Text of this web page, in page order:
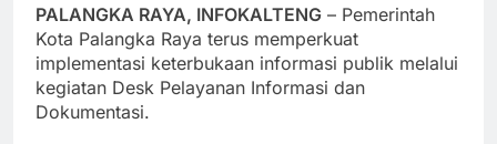
PALANGKA RAYA, INFOKALTENG – Pemerintah
Kota Palangka Raya terus memperkuat
implementasi keterbukaan informasi publik melalui
kegiatan Desk Pelayanan Informasi dan
Dokumentasi.